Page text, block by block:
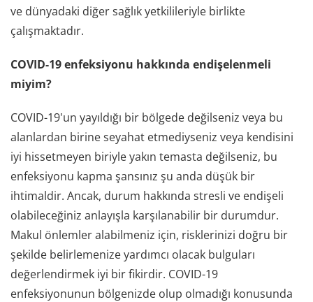
ve dünyadaki diğer sağlık yetkilileriyle birlikte
çalışmaktadır.
COVID-19 enfeksiyonu hakkında endişelenmeli
miyim?
COVID-19'un yayıldığı bir bölgede değilseniz veya bu
alanlardan birine seyahat etmediyseniz veya kendisini
iyi hissetmeyen biriyle yakın temasta değilseniz, bu
enfeksiyonu kapma şansınız şu anda düşük bir
ihtimaldir. Ancak, durum hakkında stresli ve endişeli
olabileceğiniz anlayışla karşılanabilir bir durumdur.
Makul önlemler alabilmeniz için, risklerinizi doğru bir
şekilde belirlemenize yardımcı olacak bulguları
değerlendirmek iyi bir fikirdir. COVID-19
enfeksiyonunun bölgenizde olup olmadığı konusunda